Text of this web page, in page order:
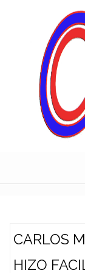
CARLOS
HIZO